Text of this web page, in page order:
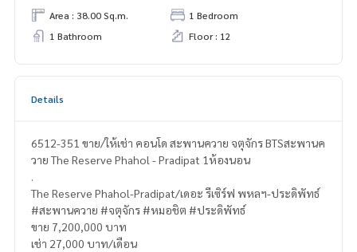
Area : 38.00 Sq.m.
1 Bedroom
1 Bathroom
Floor : 12
Details
6512-351 ขาย/ให้เช่า คอนโด สะพานควาย จตุจักร BTSสะพานค
วาย The Reserve Phahol - Pradipat 1ห้องนอน
.
The Reserve Phahol-Pradipat/เดอะ รีเซิร์ฟ พหลฯ-ประดิพัทธ์
#สะพานควาย #จตุจักร #หมอชิต #ประดิพัทธ์
ขาย 7,200,000 บาท
เช่า 27,000 บาท/เดือน